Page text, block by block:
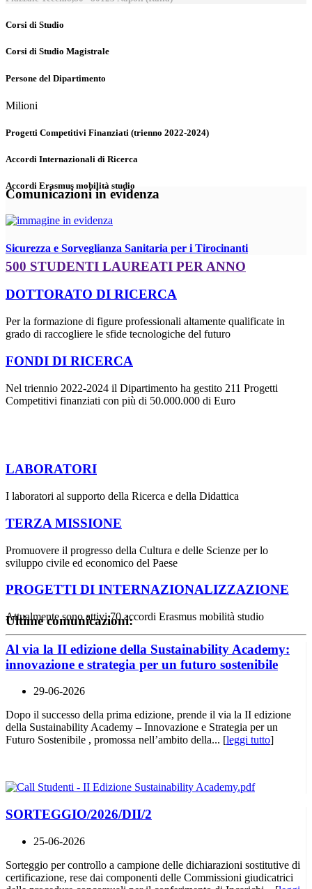
Corsi di Studio
Corsi di Studio Magistrale
Persone del Dipartimento
Milioni
Progetti Competitivi Finanziati (trienno 2022-2024)
Accordi Internazionali di Ricerca
Accordi Erasmus mobilità studio
Comunicazioni in evidenza
Sicurezza e Sorveglianza Sanitaria per i Tirocinanti
500 STUDENTI LAUREATI PER ANNO
DOTTORATO DI RICERCA
Per la formazione di figure professionali altamente qualificate in
grado di raccogliere le sfide tecnologiche del futuro
FONDI DI RICERCA
Nel triennio 2022-2024 il Dipartimento ha gestito 211 Progetti
Competitivi finanziati con più di 50.000.000 di Euro
LABORATORI
I laboratori al supporto della Ricerca e della Didattica
TERZA MISSIONE
Promuovere il progresso della Cultura e delle Scienze per lo
sviluppo civile ed economico del Paese
PROGETTI DI INTERNAZIONALIZZAZIONE
Attualmente sono attivi 70 accordi Erasmus mobilità studio
Ultime comunicazioni:
Al via la II edizione della Sustainability Academy:
innovazione e strategia per un futuro sostenibile
29-06-2026
Dopo il successo della prima edizione, prende il via la II edizione
della Sustainability Academy – Innovazione e Strategia per un
Futuro Sostenibile , promossa nell’ambito della... [leggi tutto]
SORTEGGIO/2026/DII/2
25-06-2026
Sorteggio per controllo a campione delle dichiarazioni sostitutive di
certificazione, rese dai componenti delle Commissioni giudicatrici